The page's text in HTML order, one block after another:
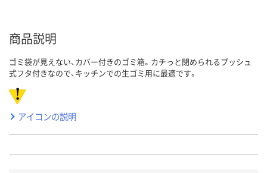
商品説明
ゴミ袋が見えない、カバー付きのゴミ箱。カチっと閉められるプッシュ
式フタ付きなので、キッチンでの生ゴミ用に最適です。
アイコンの説明